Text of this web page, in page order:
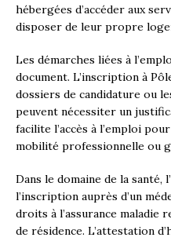
hébergées d’accéder aux
disposer de leur propre
Les démarches liées à
document. L’inscription à
dossiers de candidature ou
peuvent nécessiter un
facilite l’accès à l’emploi
mobilité professionnelle ou
Dans le domaine de la santé,
l’inscription auprès d’un
droits à l’assurance
de résidence. L’attestation